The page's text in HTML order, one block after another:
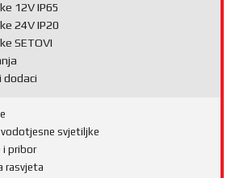
12V IP65
24V IP20
SETOVI
dodaci
vodotjesne svjetiljke
i pribor
rasvjeta